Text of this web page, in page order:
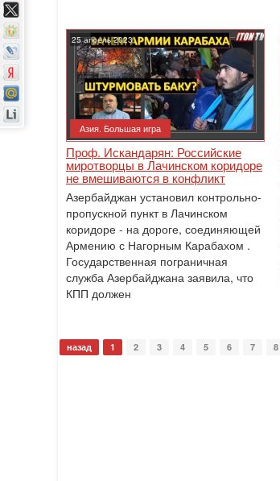
25 апрель 2023
Азия. Большая игра
Проф. Искандарян: Российские
миротворцы в Лачинском коридоре
не вмешиваются в конфликт
Азербайджан установил контрольно-
пропускной пункт в Лачинском
коридоре - на дороге, соединяющей
Армению с Нагорным Карабахом .
Государственная пограничная
служба Азербайджана заявила, что
КПП должен
назад 1 2 3 4 5 6 7 8